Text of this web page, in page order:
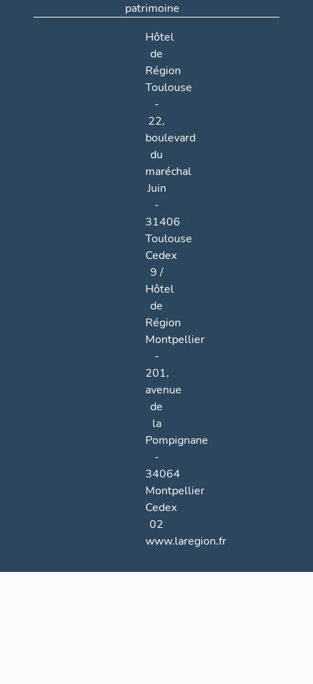
patrimoine
Hôtel
de
Région
Toulouse
-
22,
boulevard
du
maréchal
Juin
-
31406
Toulouse
Cedex
9 /
Hôtel
de
Région
Montpellier
-
201,
avenue
de
la
Pompignane
-
34064
Montpellier
Cedex
02
www.laregion.fr